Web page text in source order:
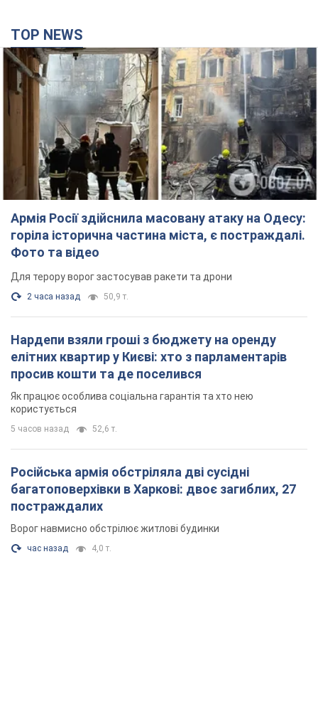
TOP NEWS
Армія Росії здійснила масовану атаку на Одесу:
горіла історична частина міста, є постраждалі.
Фото та відео
Для терору ворог застосував ракети та дрони
2 часа назад 50,9 т.
Нардепи взяли гроші з бюджету на оренду
елітних квартир у Києві: хто з парламентарів
просив кошти та де поселився
Як працює особлива соціальна гарантія та хто нею
користується
5 часов назад 52,6 т.
Російська армія обстріляла дві сусідні
багатоповерхівки в Харкові: двоє загиблих, 27
постраждалих
Ворог навмисно обстрілює житлові будинки
час назад 4,0 т.